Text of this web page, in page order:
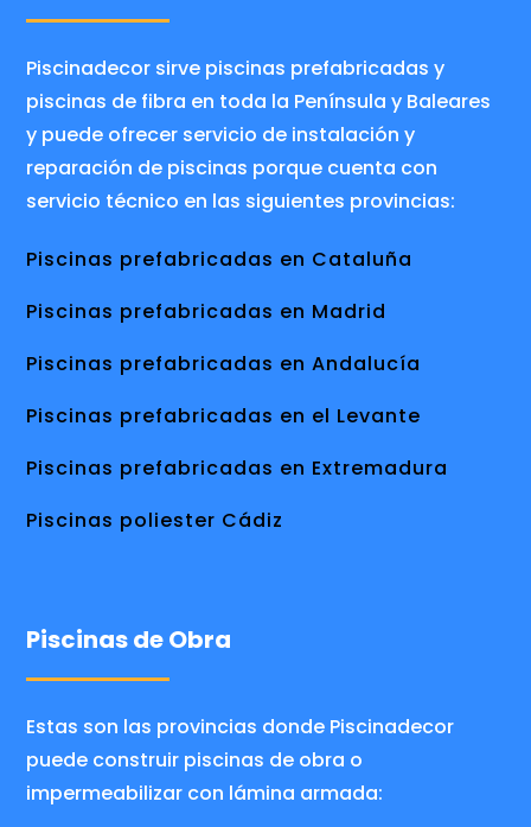
Piscinadecor sirve piscinas prefabricadas y
piscinas de fibra en toda la Península y Baleares
y puede ofrecer servicio de instalación y
reparación de piscinas porque cuenta con
servicio técnico en las siguientes provincias:
Piscinas prefabricadas en Cataluña
Piscinas prefabricadas en Madrid
Piscinas prefabricadas en Andalucía
Piscinas prefabricadas en el Levante
Piscinas prefabricadas en Extremadura
Piscinas poliester Cádiz
Piscinas de Obra
Estas son las provincias donde Piscinadecor
puede construir piscinas de obra o
impermeabilizar con lámina armada: